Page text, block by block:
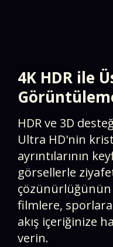
4K HDR ile
HDR ve 3D
Ultra HD'nin
ayrıntılarının
görsellerle
filmlere,
akış içeriğinize
verin.​